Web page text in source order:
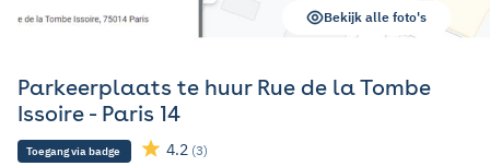
Parkeerplaats te huur Rue de la Tombe
Issoire - Paris 14
Toegang via badge 4.2 (3)
Bekijk alle foto's